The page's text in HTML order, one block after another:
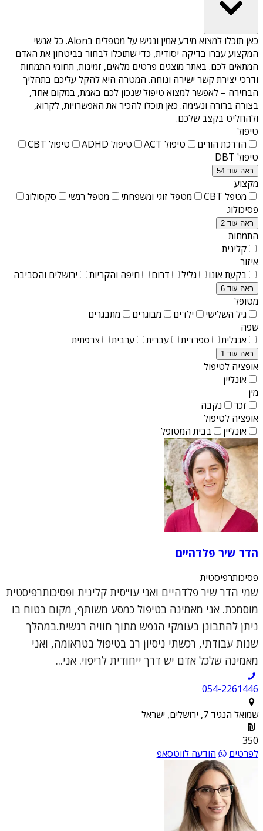
כאן תוכלו למצוא מידע אמין ונגיש על מטפלים בAlon
. כל אנשי
המקצוע עברו בדיקה יסודית, כדי שתוכלו לבחור בביטחון את האדם
המתאים לכם. באתר מוצגים פרטים מלאים, זמינות, תחומי התמחות
ודרכי יצירת קשר ישירה ונוחה. המטרה היא להקל עליכם בתהליך
הבחירה – לאפשר למצוא טיפול שנכון לכם באמת, במקום אחד,
בצורה ברורה ונעימה. כאן תוכלו להכיר את האפשרויות, לקרוא,
ולהחליט בקצב שלכם.
טיפול
הדרכת הורים
טיפול ACT טיפול ADHD
טיפול CBT
טיפול DBT
ראה עוד 54
מקצוע
מטפל CBT
מטפל זוגי ומשפחתי מטפל רגשי
סקסולוג
פסיכולוג
ראה עוד 2
התמחות
קלינית
איזור
בקעת אונו
גליל דרום חיפה והקריות ירושלים והסביבה
ראה עוד 6
מטופל
גיל השלישי
ילדים מבוגרים
מתבגרים
שפה
אנגלית
ספרדית עברית ערבית צרפתית
ראה עוד 1
אופציה לטיפול
אונליין
מין
זכר
נקבה
אופציה לטיפול
אונליין
בבית המטופל
הדר שיר פלדהיים
פסיכותרפיסטית
שמי הדר שיר פלדהיים ואני עו"סית קלינית ופסיכותרפיסטית
מוסמכת. אני מאמינה בטיפול כמסע משותף, מקום בטוח בו
ניתן להתבונן בעומקי הנפש מתוך חוויה רגשית.במהלך
שנות עבודתי, רכשתי ניסיון רב בטיפול בטראומה, ואני
מאמינה שלכל אדם יש דרך ייחודית לריפוי. אני...
054-2261446
שמואל הנגיד 7, ירושלים, ישראל
350
לפרטים
הודעה לווטסאפ